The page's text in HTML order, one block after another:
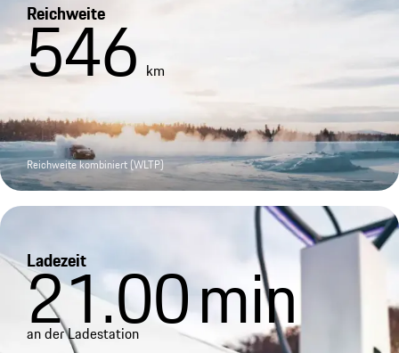
Reichweite
546 km
Reichweite kombiniert (WLTP)
Ladezeit
21.00min
an der Ladestation